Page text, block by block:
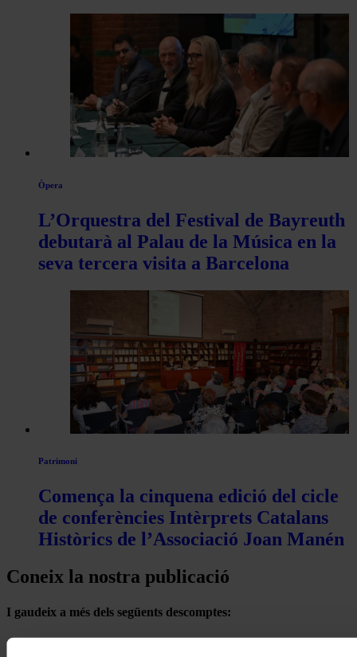
Òpera
L’Orquestra del Festival de Bayreuth
debutarà al Palau de la Música en la
seva tercera visita a Barcelona
Patrimoni
Comença la cinquena edició del cicle
de conferències Intèrprets Catalans
Històrics de l’Associació Joan Manén
Coneix la nostra publicació
I gaudeix a més dels següents descomptes: